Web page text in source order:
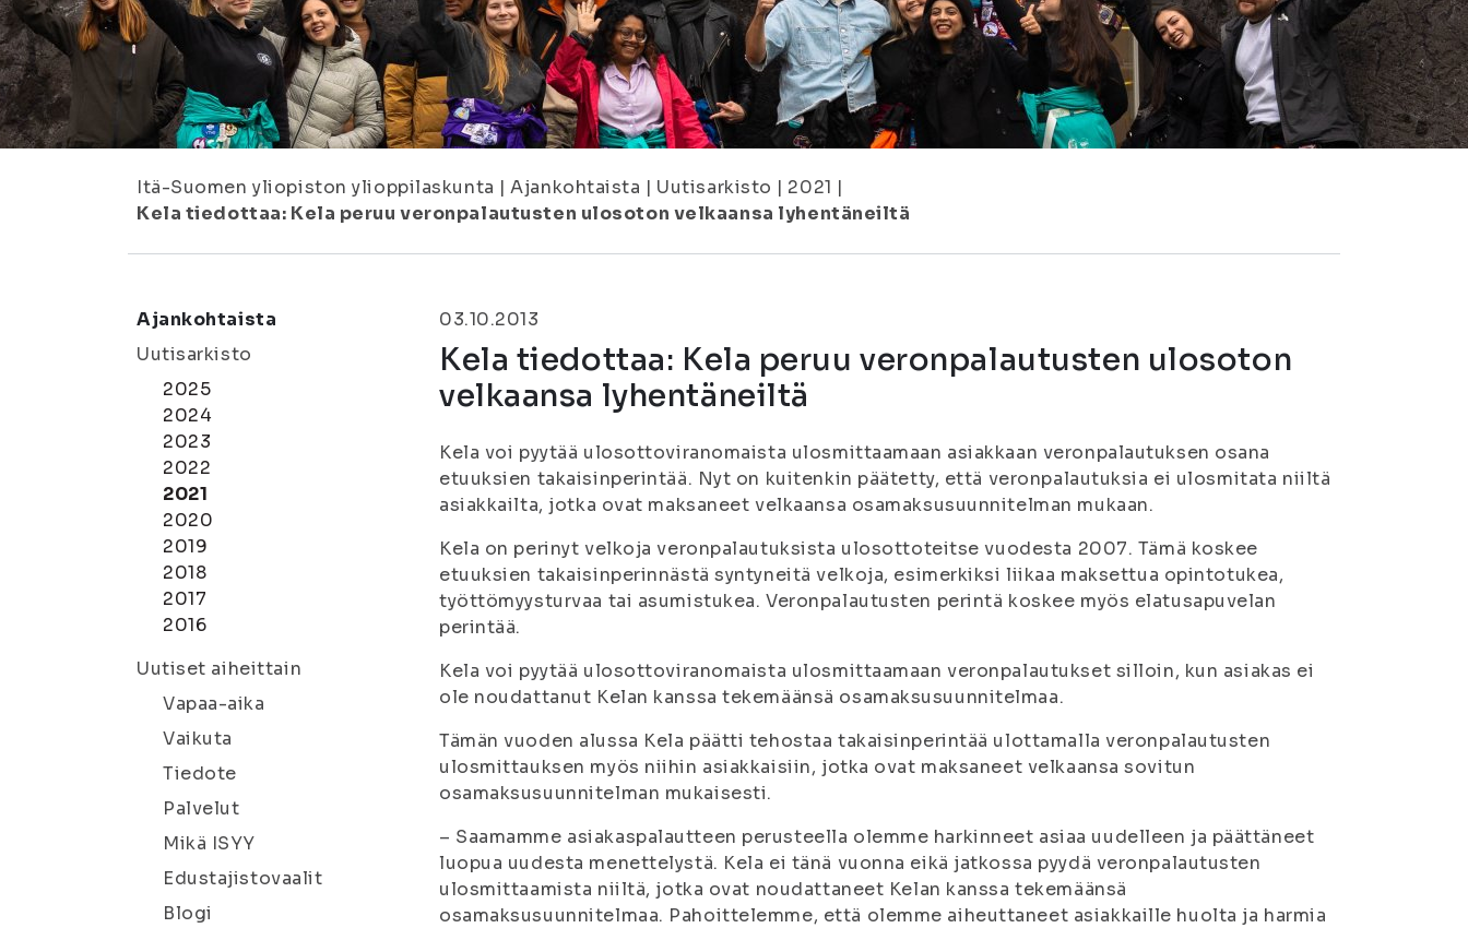
Itä-Suomen yliopiston ylioppilaskunta | Ajankohtaista | Uutisarkisto | 2021 |
Kela tiedottaa: Kela peruu veronpalautusten ulosoton velkaansa lyhentäneiltä
Ajankohtaista
Uutisarkisto
2025
2024
2023
2022
2021
2020
2019
2018
2017
2016
Uutiset aiheittain
Vapaa-aika
Vaikuta
Tiedote
Palvelut
Mikä ISYY
Edustajistovaalit
Blogi
03.10.2013
Kela tiedottaa: Kela peruu veronpalautusten ulosoton
velkaansa lyhentäneiltä
Kela voi pyytää ulosottoviranomaista ulosmittaamaan asiakkaan veronpalautuksen osana
etuuksien takaisinperintää. Nyt on kuitenkin päätetty, että veronpalautuksia ei ulosmitata niiltä
asiakkailta, jotka ovat maksaneet velkaansa osamaksusuunnitelman mukaan.
Kela on perinyt velkoja veronpalautuksista ulosottoteitse vuodesta 2007. Tämä koskee
etuuksien takaisinperinnästä syntyneitä velkoja, esimerkiksi liikaa maksettua opintotukea,
työttömyysturvaa tai asumistukea. Veronpalautusten perintä koskee myös elatusapuvelan
perintää.
Kela voi pyytää ulosottoviranomaista ulosmittaamaan veronpalautukset silloin, kun asiakas ei
ole noudattanut Kelan kanssa tekemäänsä osamaksusuunnitelmaa.
Tämän vuoden alussa Kela päätti tehostaa takaisinperintää ulottamalla veronpalautusten
ulosmittauksen myös niihin asiakkaisiin, jotka ovat maksaneet velkaansa sovitun
osamaksusuunnitelman mukaisesti.
– Saamamme asiakaspalautteen perusteella olemme harkinneet asiaa uudelleen ja päättäneet
luopua uudesta menettelystä. Kela ei tänä vuonna eikä jatkossa pyydä veronpalautusten
ulosmittaamista niiltä, jotka ovat noudattaneet Kelan kanssa tekemäänsä
osamaksusuunnitelmaa. Pahoittelemme, että olemme aiheuttaneet asiakkaille huolta ja harmia